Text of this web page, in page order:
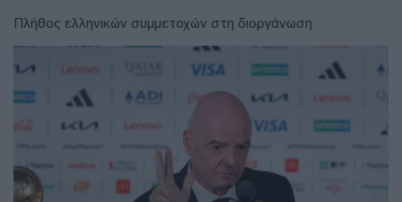
Πλήθος ελληνικών συμμετοχών στη διοργάνωση